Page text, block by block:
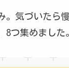
。気づいたら
つ集めました